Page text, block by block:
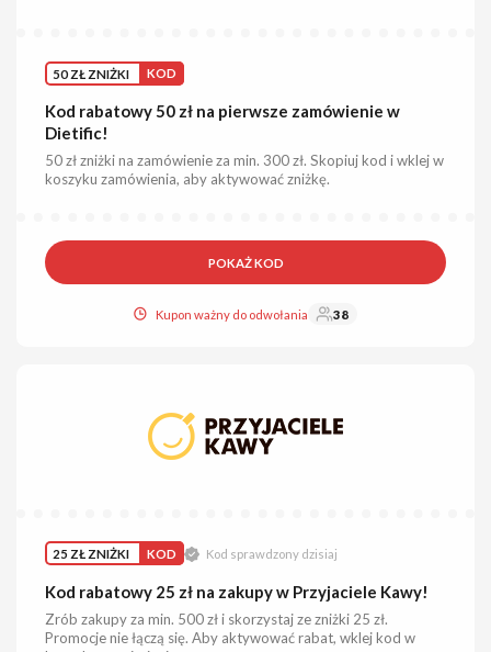
50 ZŁ ZNIŻKI KOD
Kod rabatowy 50 zł na pierwsze zamówienie w
Dietific!
50 zł zniżki na zamówienie za min. 300 zł. Skopiuj kod i wklej w
koszyku zamówienia, aby aktywować zniżkę.
POKAŻ KOD
Kupon ważny do odwołania 38
25 ZŁ ZNIŻKI KOD Kod sprawdzony dzisiaj
Kod rabatowy 25 zł na zakupy w Przyjaciele Kawy!
Zrób zakupy za min. 500 zł i skorzystaj ze zniżki 25 zł.
Promocje nie łączą się. Aby aktywować rabat, wklej kod w